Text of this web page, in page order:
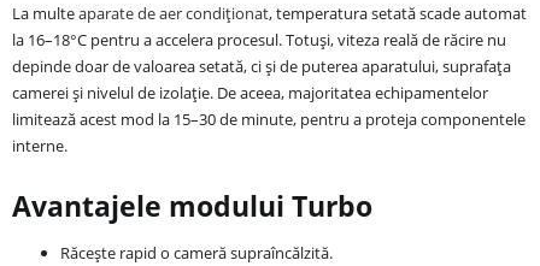
La multeaparate de aer condiționat, temperatura setată scade automat
la 16–18°C pentru a accelera procesul. Totuși, viteza reală de răcire nu
depinde doar de valoarea setată, ci și de puterea aparatului, suprafața
camerei și nivelul de izolație. De aceea, majoritatea echipamentelor
limitează acest mod la 15–30 de minute, pentru a proteja componentele
interne.
Avantajele modului Turbo
Răcește rapid o cameră supraîncălzită.